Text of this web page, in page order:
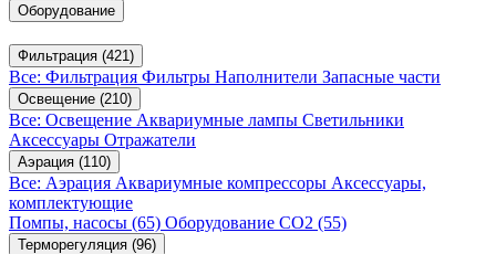
Оборудование
Фильтрация (421)
Все: Фильтрация Фильтры Наполнители Запасные части
Освещение (210)
Все: Освещение Аквариумные лампы Светильники
Аксессуары Отражатели
Аэрация (110)
Все: Аэрация Аквариумные компрессоры Аксессуары,
комплектующие
Помпы, насосы (65) Оборудование CO2 (55)
Терморегуляция (96)